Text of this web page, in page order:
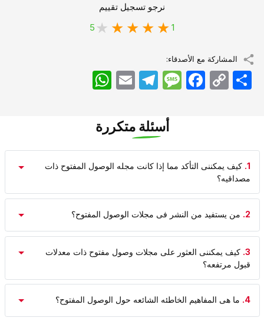
نرجو تسجيل تقييم
1
5
المشاركة مع الأصدقاء:
WhatsApp Email
TelegramMessageFacebook Copy
Link
اشتراک
أسئلة متكررة
1. کیف یمکننی التأکد مما إذا کانت مجله الوصول المفتوح ذات
مصداقیه؟
2. من یستفید من النشر فی مجلات الوصول المفتوح؟
3. کیف یمکننی العثور على مجلات وصول مفتوح ذات معدلات
قبول مرتفعه؟
4. ما هی المفاهیم الخاطئه الشائعه حول الوصول المفتوح؟